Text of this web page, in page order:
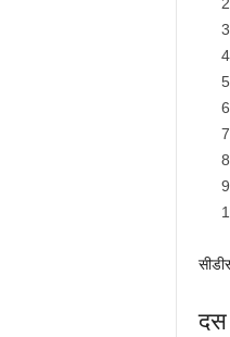
दस